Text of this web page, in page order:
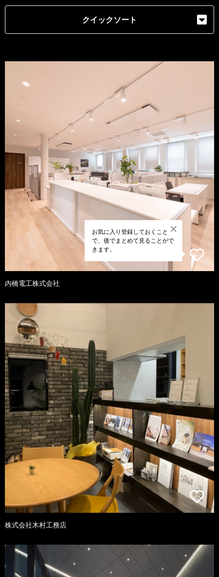
クイックソート
お気に入り登録しておくこと
で、後でまとめて見ることがで
きます。
内橋電工株式会社
株式会社木村工務店